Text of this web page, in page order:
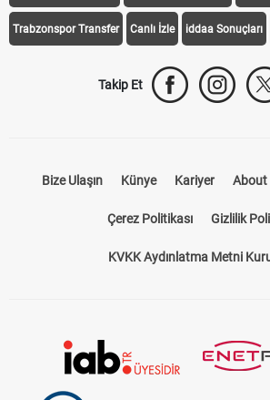
Trabzonspor Transfer Canlı İzle iddaa Sonuçları
Takip Et
Bize Ulaşın Künye Kariyer About
Çerez Politikası Gizlilik
KVKK Aydınlatma Metni